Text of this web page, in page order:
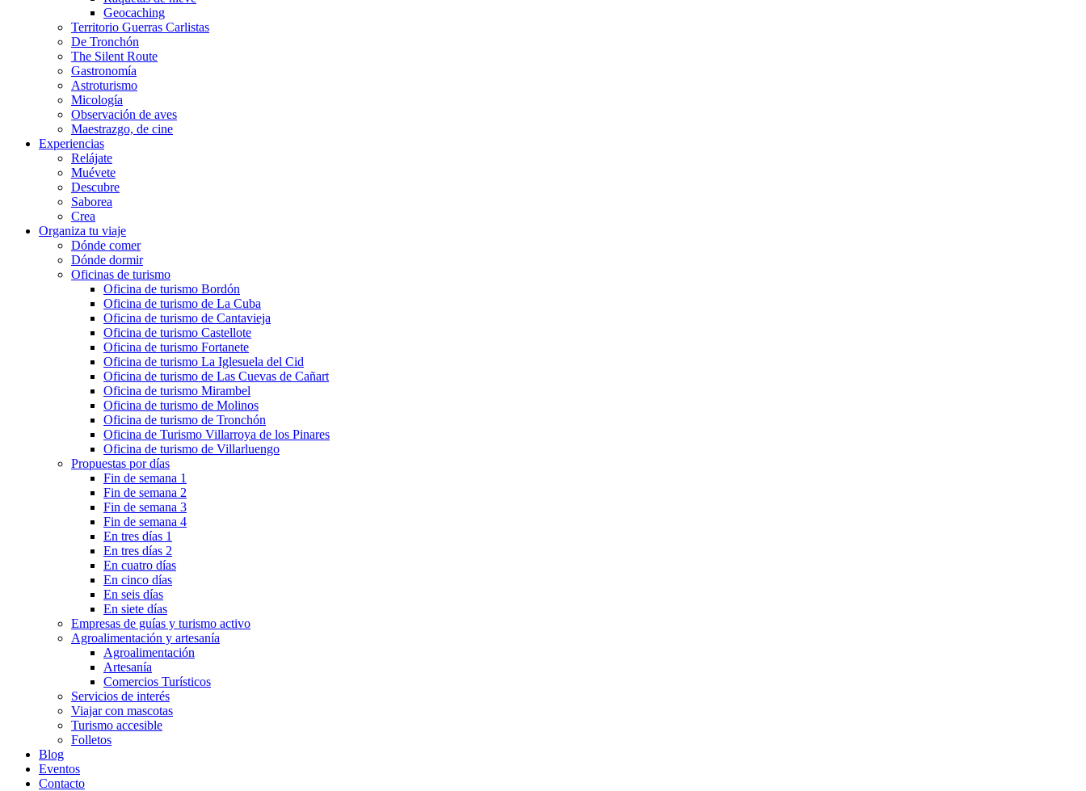
Geocaching
Territorio Guerras Carlistas
De Tronchón
The Silent Route
Gastronomía
Astroturismo
Micología
Observación de aves
Maestrazgo, de cine
Experiencias
Relájate
Muévete
Descubre
Saborea
Crea
Organiza tu viaje
Dónde comer
Dónde dormir
Oficinas de turismo
Oficina de turismo Bordón
Oficina de turismo de La Cuba
Oficina de turismo de Cantavieja
Oficina de turismo Castellote
Oficina de turismo Fortanete
Oficina de turismo La Iglesuela del Cid
Oficina de turismo de Las Cuevas de Cañart
Oficina de turismo Mirambel
Oficina de turismo de Molinos
Oficina de turismo de Tronchón
Oficina de Turismo Villarroya de los Pinares
Oficina de turismo de Villarluengo
Propuestas por días
Fin de semana 1
Fin de semana 2
Fin de semana 3
Fin de semana 4
En tres días 1
En tres días 2
En cuatro días
En cinco días
En seis días
En siete días
Empresas de guías y turismo activo
Agroalimentación y artesanía
Agroalimentación
Artesanía
Comercios Turísticos
Servicios de interés
Viajar con mascotas
Turismo accesible
Folletos
Blog
Eventos
Contacto